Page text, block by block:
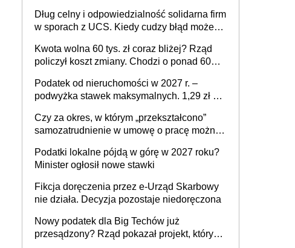
Dług celny i odpowiedzialność solidarna firm
w sporach z UCS. Kiedy cudzy błąd może
Kwota wolna 60 tys. zł coraz bliżej? Rząd
policzył koszt zmiany. Chodzi o ponad 60
Podatek od nieruchomości w 2027 r. –
podwyżka stawek maksymalnych. 1,29 zł za
budynków i lokali związanych z
prowadzeniem działalności gospodarczej
Czy za okres, w którym „przekształcono”
samozatrudnienie w umowę o pracę można
umowy cywilnoprawnej jedynym
racjonalnym wyjściem
Podatki lokalne pójdą w górę w 2027 roku?
Minister ogłosił nowe stawki
Fikcja doręczenia przez e-Urząd Skarbowy
nie działa. Decyzja pozostaje niedoręczona
Nowy podatek dla Big Techów już
przesądzony? Rząd pokazał projekt, który